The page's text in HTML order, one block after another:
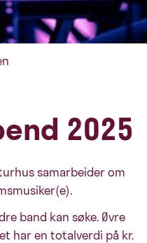
2025
samarbeider om
band kan søke. Øvre
har en totalverdi på kr.